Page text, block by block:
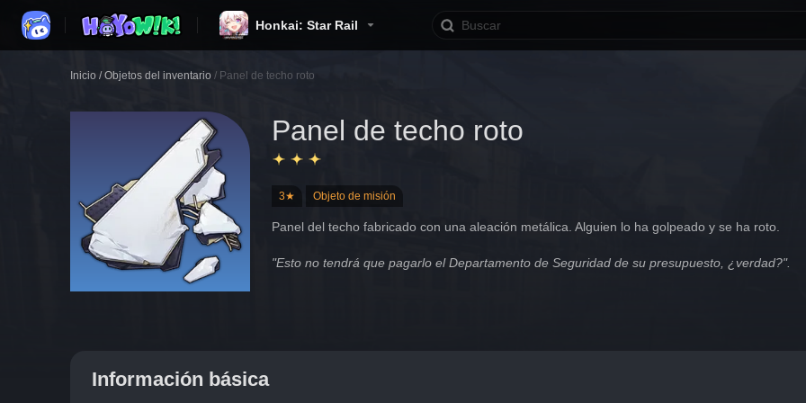
Honkai: Star Rail
Inicio / Objetos del inventario / Panel de techo roto
Panel de techo roto
3★ Objeto de misión
Panel del techo fabricado con una aleación metálica. Alguien lo ha golpeado y se ha roto.
"Esto no tendrá que pagarlo el Departamento de Seguridad de su presupuesto, ¿verdad?".
Información básica